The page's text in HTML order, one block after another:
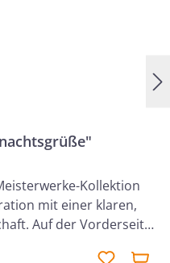
Kollektion
mit einer klaren,
Auf der Vorderseite